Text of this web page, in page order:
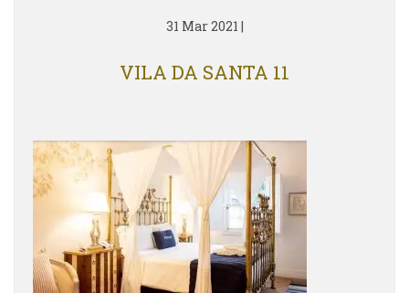
31 Mar 2021 |
VILA DA SANTA 11